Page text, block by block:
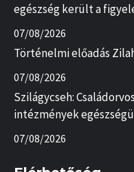
egészség került a
07/08/2026
Történelmi előadás
07/08/2026
Szilágycseh:
intézmények
07/08/2026